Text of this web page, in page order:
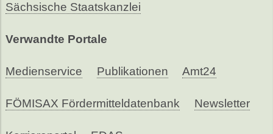
Sächsische Staatskanzlei
Verwandte Portale
Medienservice Publikationen Amt24
FÖMISAX Fördermitteldatenbank Newsletter